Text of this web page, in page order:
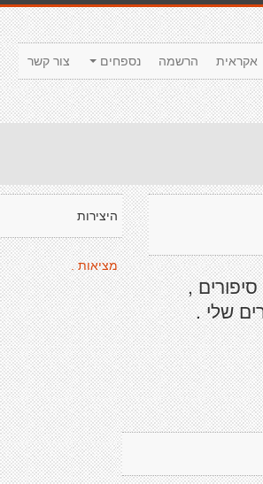
צור קשר נספחים הרשמה אקראית
היצירות
מציאות .
,
שלי .